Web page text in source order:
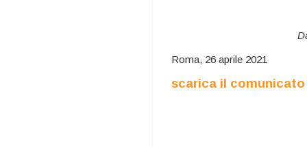
Roma, 26 aprile 2021
scarica il comunicato